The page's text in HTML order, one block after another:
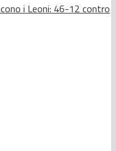
i Leoni: 46-12 contro